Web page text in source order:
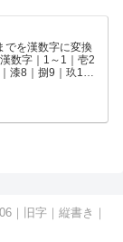
でを漢数字に変換
数字｜1～1｜壱2
漆8｜捌9｜玖10
｜旧字｜縦書き｜